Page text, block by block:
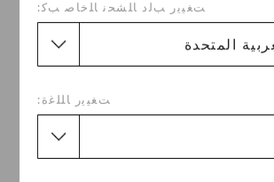
ﺖﻐﻴﻳﺭ ﺐﻟﺩ ﺎﻠﺸﺤﻧ ﺎﻠﺧﺎﺻ ﺐﻛ:
ﺖﻐﻴﻳﺭ ﺎﻠﻠﻏﺓ:
عناء
لا تقلق. عملية الإرجاع المجانية لدينا تجعل
آمنة